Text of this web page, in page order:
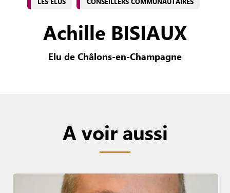
Achille BISIAUX
Elu de Châlons-en-Champagne
A voir aussi